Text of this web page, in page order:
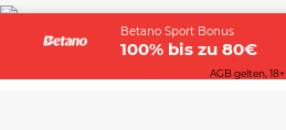
Betano Sport Bonus
100% bis zu 80€
AGB gelten, 18+